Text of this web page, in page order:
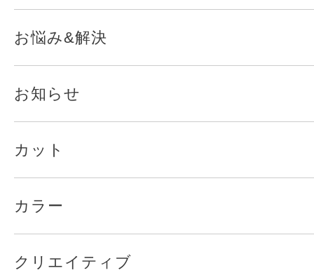
お悩み&解決
お知らせ
カット
カラー
クリエイティブ